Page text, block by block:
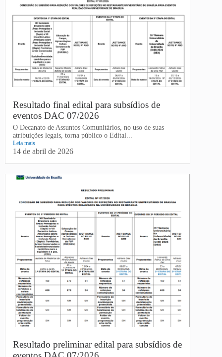
Resultado final edital para subsídios de
eventos DAC 07/2026
O Decanato de Assuntos Comunitários, no uso de suas
atribuições legais, torna público o Edital...
Leia mais
14 de abril de 2026
Resultado preliminar edital para subsídios de